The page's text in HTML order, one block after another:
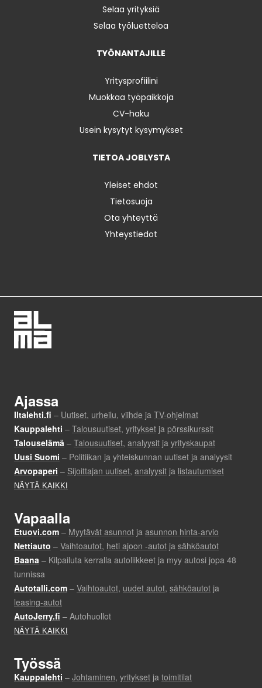
Selaa yrityksiä
Selaa työluetteloa
TYÖNANTAJILLE
Yritysprofiilini
Muokkaa työpaikkoja
CV-haku
Usein kysytyt kysymykset
TIETOA JOBLYSTA
Yleiset ehdot
Tietosuoja
Ota yhteyttä
Yhteystiedot